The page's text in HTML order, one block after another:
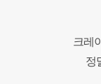
크레
정